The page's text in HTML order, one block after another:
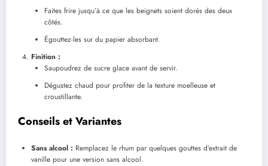
Faites frire jusqu’à ce que les beignets soient dorés des deux
côtés.
Égouttez-les sur du papier absorbant.
Finition :
Saupoudrez de sucre glace avant de servir.
Dégustez chaud pour profiter de la texture moelleuse et
croustillante.
Conseils et Variantes
Sans alcool : Remplacez le rhum par quelques gouttes d’extrait de
vanille pour une version sans alcool.